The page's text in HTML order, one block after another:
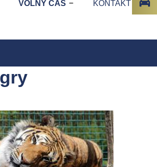
VOLNÝ ČAS
KONTAKT